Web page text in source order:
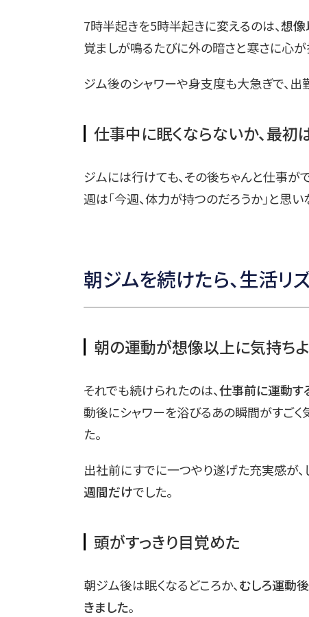
7時半起きを5時半起きに変えるのは、想像
覚ましが鳴るたびに外の暗さと寒さに心が
ジム後のシャワーや身支度も大急ぎで、出
仕事中に眠くならないか、最初
ジムには行けても、その後ちゃんと仕事が
週は「今週、体力が持つのだろうか」と思
朝ジムを続けたら、生活リ
朝の運動が想像以上に気持ち
それでも続けられたのは、仕事前に運動す
動後にシャワーを浴びるあの瞬間がすごく
た。
出社前にすでに一つやり遂げた充実感が、
週間だけでした。
頭がすっきり目覚めた
朝ジム後は眠くなるどころか、むしろ運動
きました。